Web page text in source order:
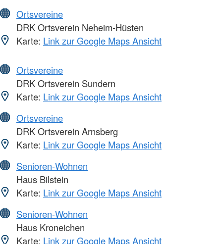
Ortsvereine
DRK Ortsverein Neheim-Hüsten
Karte: Link zur Google Maps Ansicht
Ortsvereine
DRK Ortsverein Sundern
Karte: Link zur Google Maps Ansicht
Ortsvereine
DRK Ortsverein Arnsberg
Karte: Link zur Google Maps Ansicht
Senioren-Wohnen
Haus Bilstein
Karte: Link zur Google Maps Ansicht
Senioren-Wohnen
Haus Kroneichen
Karte: Link zur Google Maps Ansicht